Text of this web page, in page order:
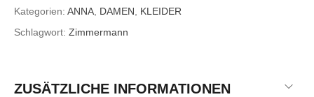
Kategorien: ANNA DAMEN
KLEIDER
Schlagwort: Zimmermann
ZUSÄTZLICHE INFORMATIONEN